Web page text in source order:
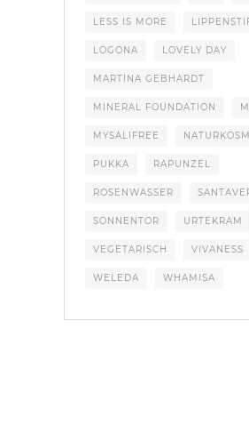
LESS IS MORE
LOGONA LOVELY DAY
MARTINA GEBHARDT
MINERAL FOUNDATION
MYSALIFREE
PUKKA RAPUNZEL
ROSENWASSER
SONNENTOR URTEKRAM
VEGETARISCH VIVANESS
WELEDA WHAMISA